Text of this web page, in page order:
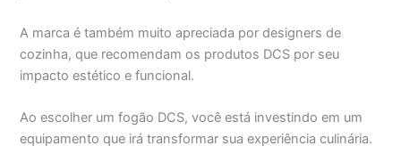
A marca é também muito apreciada por designers de
cozinha, que recomendam os produtos DCS por seu
impacto estético e funcional.
Ao escolher um fogão DCS, você está investindo em um
equipamento que irá transformar sua experiência culinária.